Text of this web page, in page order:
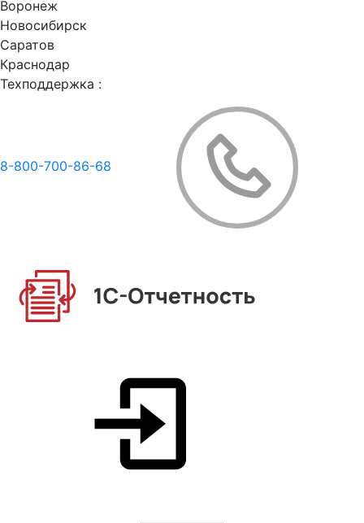
Воронеж
Новосибирск
Саратов
Краснодар
Техподдержка :
8-800-700-86-68